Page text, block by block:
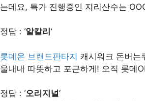
는데요, 특가 진행중인 지리산수는
정답 : ‘알칼리 ‘
롯데온 브랜드판타지 캐시워크 돈버는
울내내 따뜻하고 포근하게! 오직 롯데
정답 : ‘오리지널‘